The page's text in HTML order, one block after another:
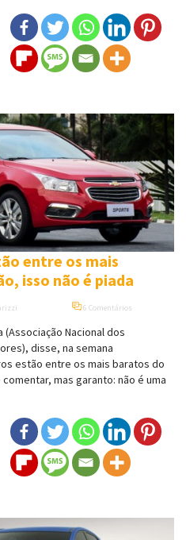
entre os mais
isso não é piada
6 Comentários
Nacional dos
disse, na semana
estão entre os mais baratos do
mas garanto: não é uma